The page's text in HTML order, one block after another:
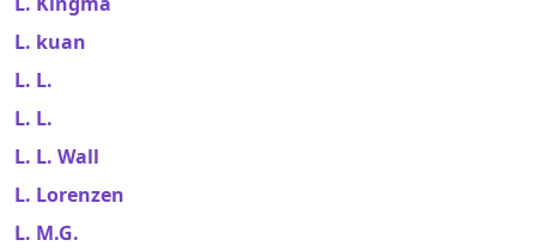
L. kuan
L. L.
L. L.
L. L. Wall
L. Lorenzen
L. M.G.